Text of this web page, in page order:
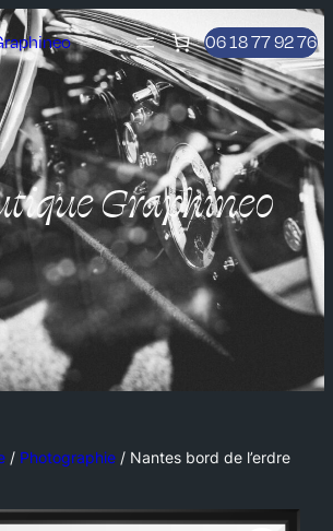
06 18 77 92 76
Graphineo
/ Photographie / Nantes bord de l’erdre